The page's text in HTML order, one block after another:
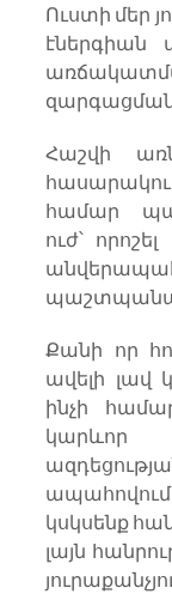
Ուստի մեր
էներգիան
զարգացման
Հաշվի
համար
ուժ՝
Քանի որ
ավելի լավ
ինչի
կարևոր
կսկսենք
լայն